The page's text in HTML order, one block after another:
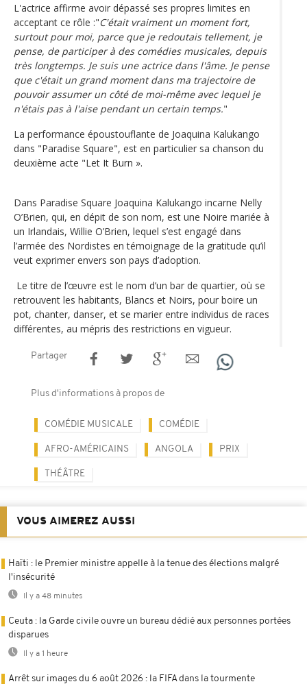
L'actrice affirme avoir dépassé ses propres limites en
acceptant ce rôle :"C'était vraiment un moment fort,
surtout pour moi, parce que je redoutais tellement, je
pense, de participer à des comédies musicales, depuis
très longtemps. Je suis une actrice dans l'âme. Je pense
que c'était un grand moment dans ma trajectoire de
pouvoir assumer un côté de moi-même avec lequel je
n'étais pas à l'aise pendant un certain temps."
La performance époustouflante de Joaquina Kalukango
dans "Paradise Square", est en particulier sa chanson du
deuxième acte "Let It Burn ».
Dans Paradise Square Joaquina Kalukango incarne Nelly
O’Brien, qui, en dépit de son nom, est une Noire mariée à
un Irlandais, Willie O’Brien, lequel s’est engagé dans
l’armée des Nordistes en témoignage de la gratitude qu’il
veut exprimer envers son pays d’adoption.
Le titre de l’œuvre est le nom d’un bar de quartier, où se
retrouvent les habitants, Blancs et Noirs, pour boire un
pot, chanter, danser, et se marier entre individus de races
différentes, au mépris des restrictions en vigueur.
Partager
Plus d'informations à propos de
COMÉDIE MUSICALE COMÉDIE
AFRO-AMÉRICAINS ANGOLA PRIX
THÉÂTRE
VOUS AIMEREZ AUSSI
Haïti : le Premier ministre appelle à la tenue des élections malgré
l'insécurité
Il y a 48 minutes
Ceuta : la Garde civile ouvre un bureau dédié aux personnes portées
disparues
Il y a 1 heure
Arrêt sur images du 6 août 2026 : la FIFA dans la tourmente